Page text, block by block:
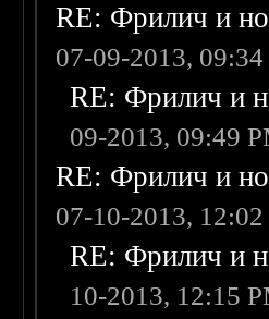
RE: Фрилич и
07-09-2013,
RE: Фрилич и
09-2013, 09:49
RE: Фрилич и
07-10-2013,
RE: Фрилич и
10-2013, 12:15